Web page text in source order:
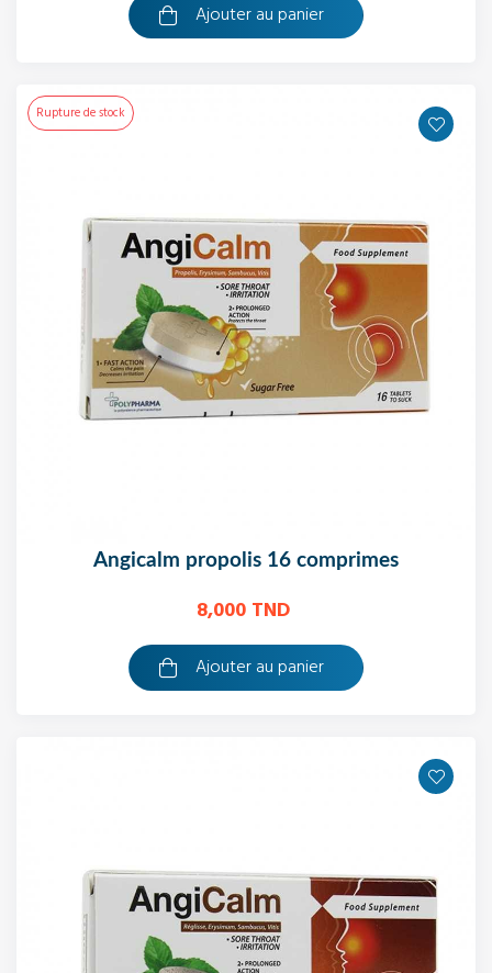
Ajouter au panier
Rupture de stock
angicalm propolis 16 comprimes
8,000 TND
Ajouter au panier